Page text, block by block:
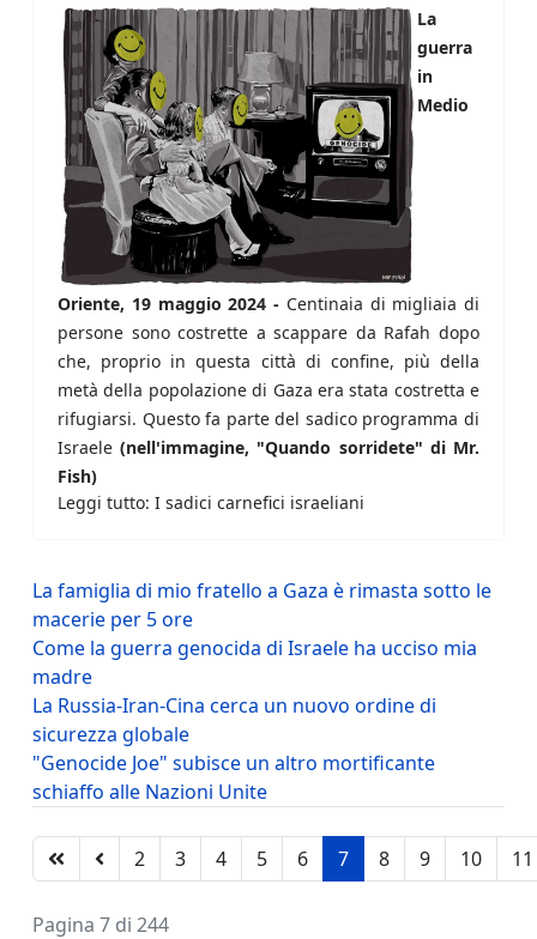
La
guerra
in
Medio
Oriente, 19 maggio 2024 - Centinaia di migliaia di
persone sono costrette a scappare da Rafah dopo
che, proprio in questa città di confine, più della
metà della popolazione di Gaza era stata costretta e
rifugiarsi. Questo fa parte del sadico programma di
Israele(nell'immagine, "Quando sorridete" di Mr.
Fish)
Leggi tutto: I sadici carnefici israeliani
La famiglia di mio fratello a Gaza è rimasta sotto le
macerie per 5 ore
Come la guerra genocida di Israele ha ucciso mia
madre
La Russia-Iran-Cina cerca un nuovo ordine di
sicurezza globale
"Genocide Joe" subisce un altro mortificante
schiaffo alle Nazioni Unite
2 3 4 5 6 7 8 9 10 11
Pagina 7 di 244